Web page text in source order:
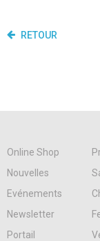
RETOUR
Online Shop
Nouvelles
Evénements
Newsletter
Portail